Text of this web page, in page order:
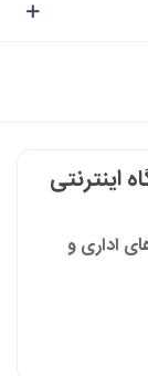
اینترنتی
اداری و
بهره‌وری خود به
اعتماد یک